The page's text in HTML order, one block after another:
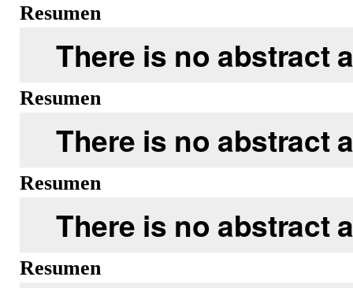
Resumen
There is no abstract
Resumen
There is no abstract
Resumen
There is no abstract
Resumen